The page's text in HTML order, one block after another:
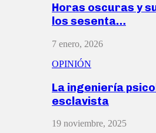
Horas oscuras y
los sesenta…
7 enero, 2026
OPINIÓN
La ingeniería
esclavista
19 noviembre, 2025